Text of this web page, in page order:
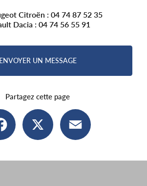
Citroën : 04 74 87 52 35
Dacia : 04 74 56 55 91
ENVOYER UN MESSAGE
Partagez cette page
Facebook